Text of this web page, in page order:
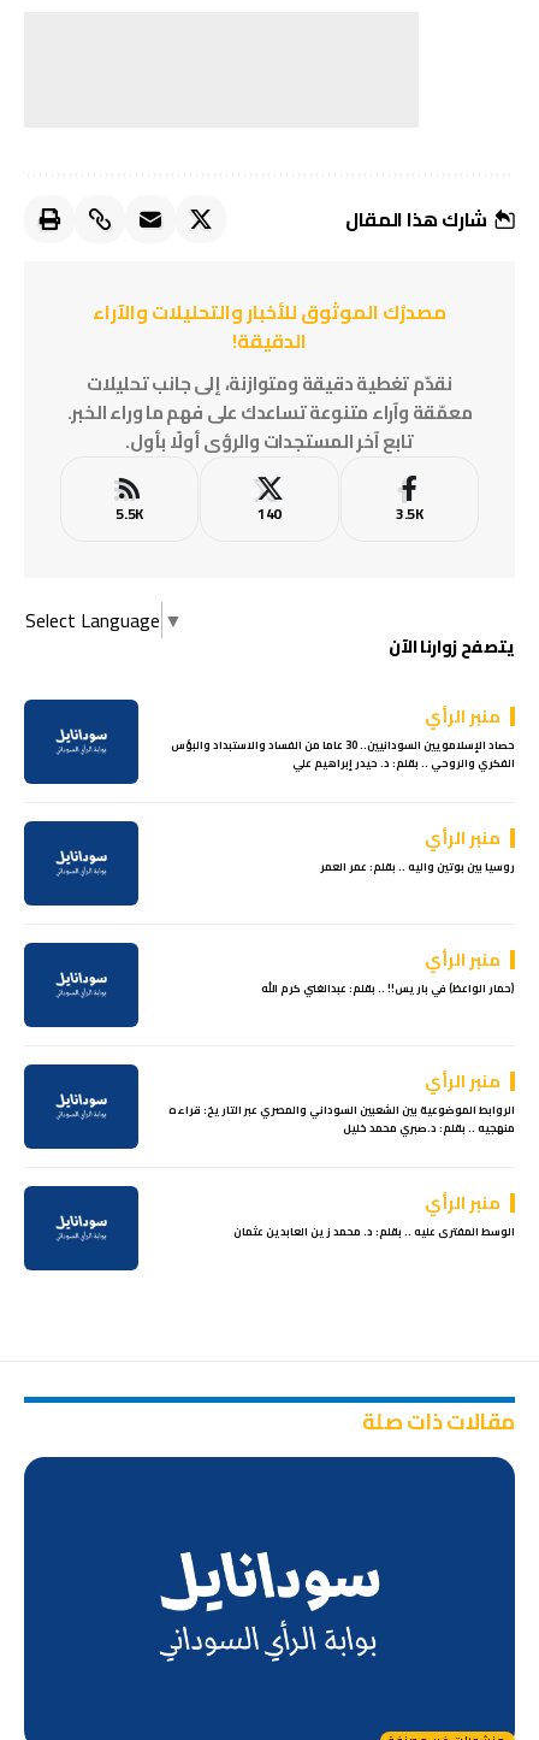
شارك هذا المقال
مصدرُك الموثوق للأخبار والتحليلات والآراء
الدقيقة!
نقدّم تغطية دقيقة ومتوازنة، إلى جانب تحليلات
معمّقة وآراء متنوعة تساعدك على فهم ما وراء الخبر.
تابع آخر المستجدات والرؤى أولًا بأول.
3.5K
140
5.5K
Select Language ▼
يتصفح زوارنا الآن
منبر الرأي
حصاد الإسلامويين السودانيين.. 30 عاما من الفساد والاستبداد والبؤس
الفكري والروحي .. بقلم: د. حيدر إبراهيم علي
منبر الرأي
روسيا بين بوتين واليه .. بقلم: عمر العمر
منبر الرأي
(حمار الواعظ) في باريس!! .. بقلم: عبدالغني كرم الله
منبر الرأي
الروابط الموضوعية بين الشعبين السوداني والمصري عبر التاريخ: قراءه
منهجيه .. بقلم: د.صبري محمد خليل
منبر الرأي
الوسط المفترى عليه .. بقلم: د. محمد زين العابدين عثمان
مقالات ذات صلة